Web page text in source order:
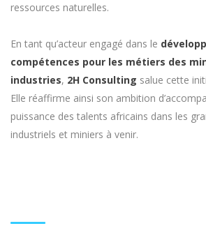
ressources naturelles.
En tant qu’acteur engagé dans le
compétences pour les métiers des
industries, 2H Consulting salue cette
Elle réaffirme ainsi son ambition
puissance des talents africains dans les
industriels et miniers à venir.